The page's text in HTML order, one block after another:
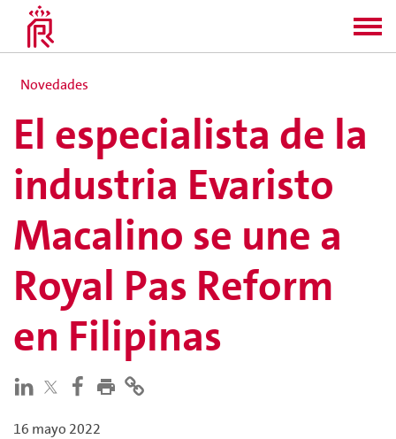
Novedades
El especialista de la
industria Evaristo
Macalino se une a
Royal Pas Reform
en Filipinas
16 mayo 2022